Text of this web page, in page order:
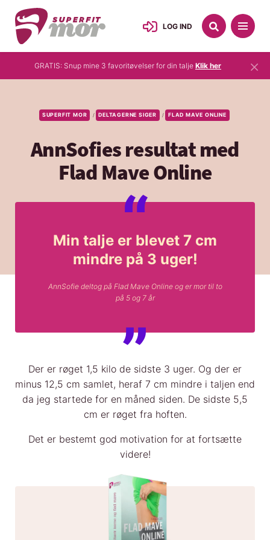
LOG IND
GRATIS: Snup mine 3 favoritøvelser for din talje Klik her ×
SUPERFIT MOR / DELTAGERNE SIGER / FLAD MAVE ONLINE
AnnSofies resultat med
Flad Mave Online
Min talje er blevet 7 cm
mindre på 3 uger!
AnnSofie deltog på Flad Mave Online og er mor til to
på 5 og 7 år
Der er røget 1,5 kilo de sidste 3 uger. Og der er
minus 12,5 cm samlet, heraf 7 cm mindre i taljen end
da jeg startede for en måned siden. De sidste 5,5
cm er røget fra hoften.
Det er bestemt god motivation for at fortsætte
videre!